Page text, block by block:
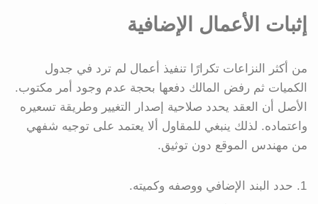
إثبات الأعمال الإضافية
من أكثر النزاعات تكرارًا تنفيذ أعمال لم ترد في جدول
الكميات ثم رفض المالك دفعها بحجة عدم وجود أمر مكتوب.
الأصل أن العقد يحدد صلاحية إصدار التغيير وطريقة تسعيره
واعتماده. لذلك ينبغي للمقاول ألا يعتمد على توجيه شفهي
من مهندس الموقع دون توثيق.
حدد البند الإضافي ووصفه وكميته.